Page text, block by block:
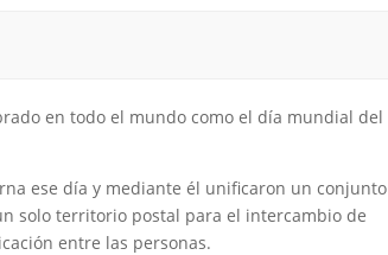
en todo el mundo como el día mundial del
ese día y mediante él unificaron un conjunto
solo territorio postal para el intercambio de
entre las personas.